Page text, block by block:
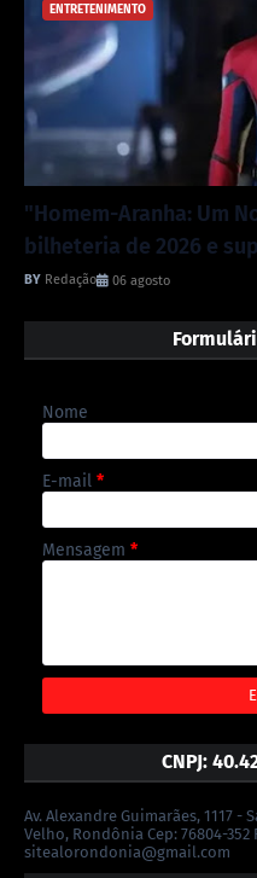
ENTRETENIMENTO
"Homem-Aranha: Um
bilheteria de 2026 e
Redação 06 agosto
Nome
E-mail *
Mensagem *
CNPJ:
Av. Alexandre Guimarães, 1117
Velho, Rondônia Cep: 76804-352
sitealorondonia@gmail.com